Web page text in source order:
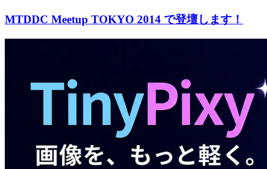
MTDDC Meetup TOKYO 2014 で登壇します！